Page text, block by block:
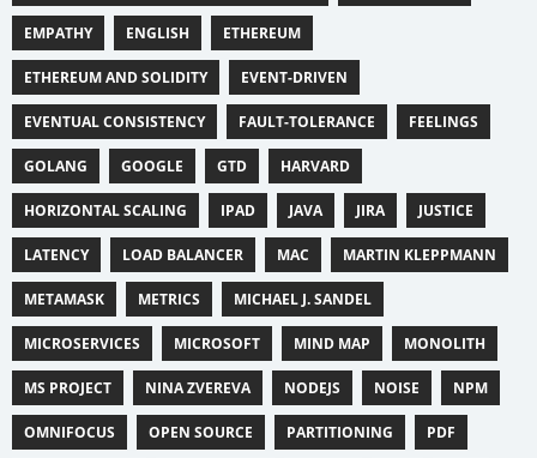
EMPATHY ENGLISH ETHEREUM
ETHEREUM AND SOLIDITY EVENT-DRIVEN
EVENTUAL CONSISTENCY FAULT-TOLERANCE FEELINGS
GOLANG GOOGLE GTD HARVARD
HORIZONTAL SCALING IPAD JAVA JIRA JUSTICE
LATENCY LOAD BALANCER MAC MARTIN KLEPPMANN
METAMASK METRICS MICHAEL J. SANDEL
MICROSERVICES MICROSOFT MIND MAP MONOLITH
MS PROJECT NINA ZVEREVA NODEJS NOISE NPM
OMNIFOCUS OPEN SOURCE PARTITIONING PDF